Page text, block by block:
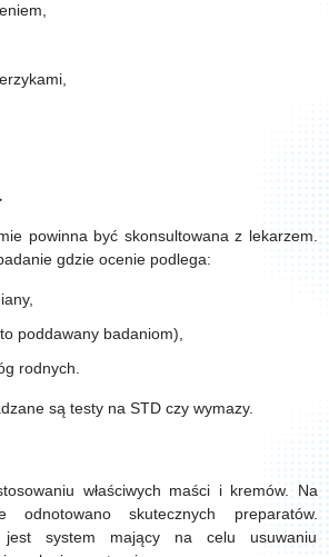
powinna być skonsultowana z lekarzem.
gdzie ocenie podlega:
poddawany badaniom),
rodnych.
są testy na STD czy wymazy.
właściwych maści i kremów. Na
odnotowano skutecznych preparatów.
jest system mający na celu usuwaniu